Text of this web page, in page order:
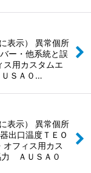
表示） 異常個所
ー・他系統と誤
ス用カスタムエ
ＳＡ０…
表示） 異常個所
出口温度ＴＥＯ
オフィス用カス
力 ＡＵＳＡ０